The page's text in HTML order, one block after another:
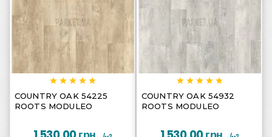
  
    
COUNTRY OAK 54225
ROOTS MODULEO
  
    
COUNTRY OAK 54932
ROOTS MODULEO